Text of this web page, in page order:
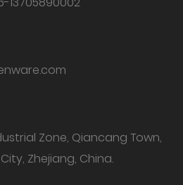
Zone, Qiancang Town,
Zhejiang, China.